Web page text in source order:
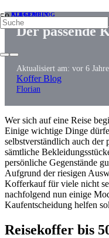
Der passende
Aktualisiert am: vor 6
Koffer Blog
Florian
Wer sich auf eine Reise
Einige wichtige Dinge
selbstverständlich auch der
sämtliche
persönliche Gegenstände
Aufgrund der riesigen
Kofferkauf für viele nicht
nachfolgend nun einige
Kaufentscheidung helfen
Reisekoffer bis
ALLGEMEIN
ALLGEMEIN
KOFFER BLOG